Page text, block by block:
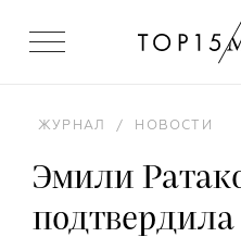
ЖУРНАЛ / НОВОСТИ
Эмили
подтвердила